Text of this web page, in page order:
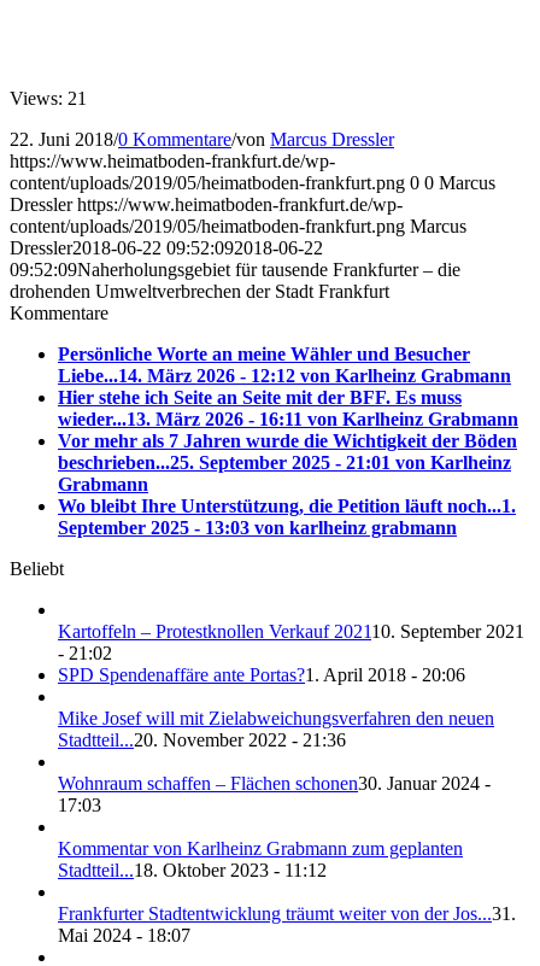
Views: 21
22. Juni 2018/0 Kommentare/von Marcus Dressler
https://www.heimatboden-frankfurt.de/wp-
content/uploads/2019/05/heimatboden-frankfurt.png 0 0 Marcus
Dressler https://www.heimatboden-frankfurt.de/wp-
content/uploads/2019/05/heimatboden-frankfurt.png Marcus
Dressler2018-06-22 09:52:092018-06-22
09:52:09Naherholungsgebiet für tausende Frankfurter – die
drohenden Umweltverbrechen der Stadt Frankfurt
Kommentare
Persönliche Worte an meine Wähler und Besucher
Liebe...14. März 2026 - 12:12 von Karlheinz Grabmann
Hier stehe ich Seite an Seite mit der BFF. Es muss
wieder...13. März 2026 - 16:11 von Karlheinz Grabmann
Vor mehr als 7 Jahren wurde die Wichtigkeit der Böden
beschrieben...25. September 2025 - 21:01 von Karlheinz
Grabmann
Wo bleibt Ihre Unterstützung, die Petition läuft noch...1.
September 2025 - 13:03 von karlheinz grabmann
Beliebt
Kartoffeln – Protestknollen Verkauf 202110. September 2021
- 21:02
SPD Spendenaffäre ante Portas?1. April 2018 - 20:06
Mike Josef will mit Zielabweichungsverfahren den neuen
Stadtteil...20. November 2022 - 21:36
Wohnraum schaffen – Flächen schonen30. Januar 2024 -
17:03
Kommentar von Karlheinz Grabmann zum geplanten
Stadtteil...18. Oktober 2023 - 11:12
Frankfurter Stadtentwicklung träumt weiter von der Jos...31.
Mai 2024 - 18:07